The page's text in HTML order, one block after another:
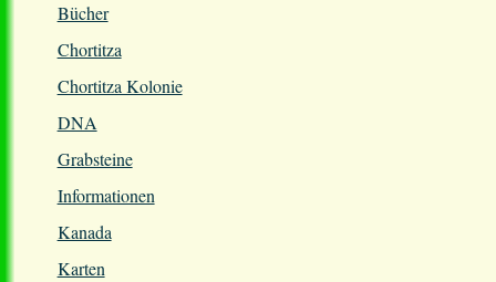
Bücher
Chortitza
Chortitza Kolonie
DNA
Grabsteine
Informationen
Kanada
Karten